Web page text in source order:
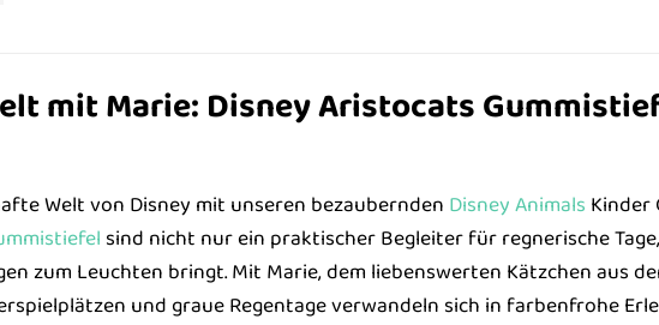
mit Marie: Disney Aristocats
Welt von Disney mit unseren bezaubernden Disney Animals Kinder
sind nicht nur ein praktischer Begleiter für regnerische
zum Leuchten bringt. Mit Marie, dem liebenswerten Kätzchen aus
und graue Regentage verwandeln sich in farbenfrohe